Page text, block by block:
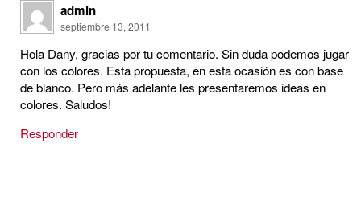
admin
septiembre 13, 2011
Hola Dany, gracias por tu comentario. Sin duda podemos jugar
con los colores. Esta propuesta, en esta ocasión es con base
de blanco. Pero más adelante les presentaremos ideas en
colores. Saludos!
Responder